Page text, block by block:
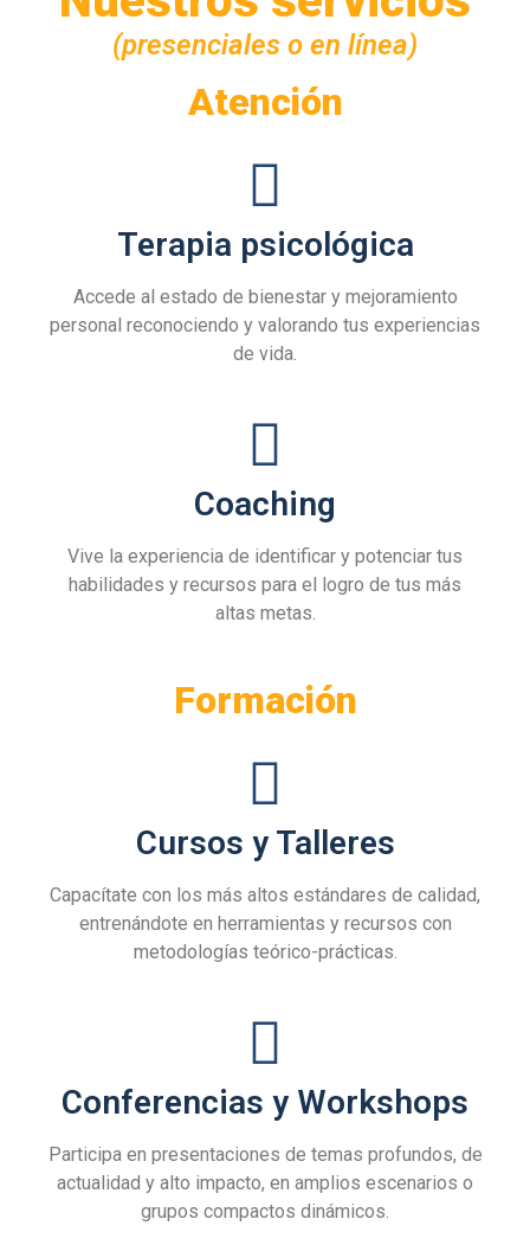
(presenciales o en línea)
Atención
Terapia psicológica
Accede al estado de bienestar y mejoramiento
personal reconociendo y valorando tus experiencias
de vida.
Coaching
Vive la experiencia de identificar y potenciar tus
habilidades y recursos para el logro de tus más
altas metas.
Formación
Cursos y Talleres
Capacítate con los más altos estándares de calidad,
entrenándote en herramientas y recursos con
metodologías teórico-prácticas.
Conferencias y Workshops
Participa en presentaciones de temas profundos, de
actualidad y alto impacto, en amplios escenarios o
grupos compactos dinámicos.